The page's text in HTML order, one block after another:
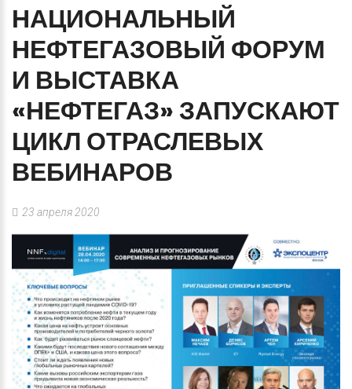
НАЦИОНАЛЬНЫЙ
НЕФТЕГАЗОВЫЙ ФОРУМ
И ВЫСТАВКА
«НЕФТЕГАЗ» ЗАПУСКАЮТ
ЦИКЛ ОТРАСЛЕВЫХ
ВЕБИНАРОВ
23 апреля 2020